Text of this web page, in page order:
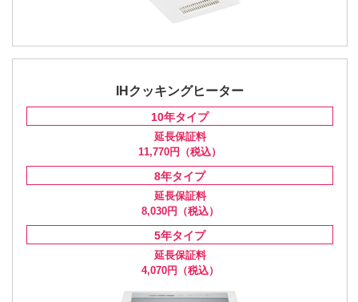
IHクッキングヒーター
10年タイプ
延長保証料
11,770円
（税込）
8年タイプ
延長保証料
8,030円 （税込）
5年タイプ
延長保証料
4,070円 （税込）